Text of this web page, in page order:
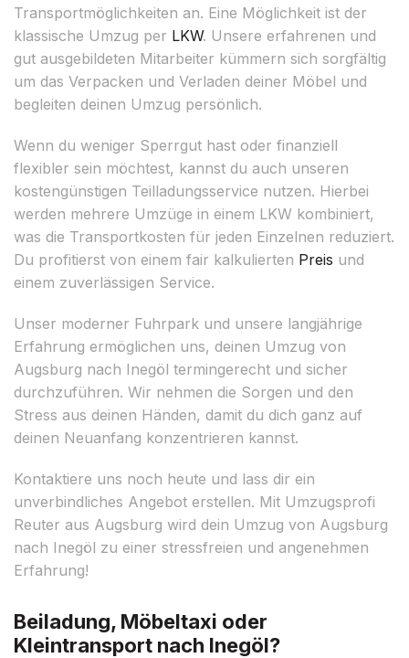
Transportmöglichkeiten an. Eine Möglichkeit ist der
klassische Umzug per LKW. Unsere erfahrenen und
gut ausgebildeten Mitarbeiter kümmern sich sorgfältig
um das Verpacken und Verladen deiner Möbel und
begleiten deinen Umzug persönlich.
Wenn du weniger Sperrgut hast oder finanziell
flexibler sein möchtest, kannst du auch unseren
kostengünstigen Teilladungsservice nutzen. Hierbei
werden mehrere Umzüge in einem LKW kombiniert,
was die Transportkosten für jeden Einzelnen reduziert.
Du profitierst von einem fair kalkulierten Preis und
einem zuverlässigen Service.
Unser moderner Fuhrpark und unsere langjährige
Erfahrung ermöglichen uns, deinen Umzug von
Augsburg nach Inegöl termingerecht und sicher
durchzuführen. Wir nehmen die Sorgen und den
Stress aus deinen Händen, damit du dich ganz auf
deinen Neuanfang konzentrieren kannst.
Kontaktiere uns noch heute und lass dir ein
unverbindliches Angebot erstellen. Mit Umzugsprofi
Reuter aus Augsburg wird dein Umzug von Augsburg
nach Inegöl zu einer stressfreien und angenehmen
Erfahrung!
Beiladung, Möbeltaxi oder
Kleintransport nach Inegöl?